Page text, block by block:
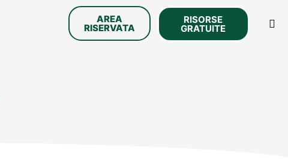
AREA
RISERVATA
RISORSE
GRATUITE